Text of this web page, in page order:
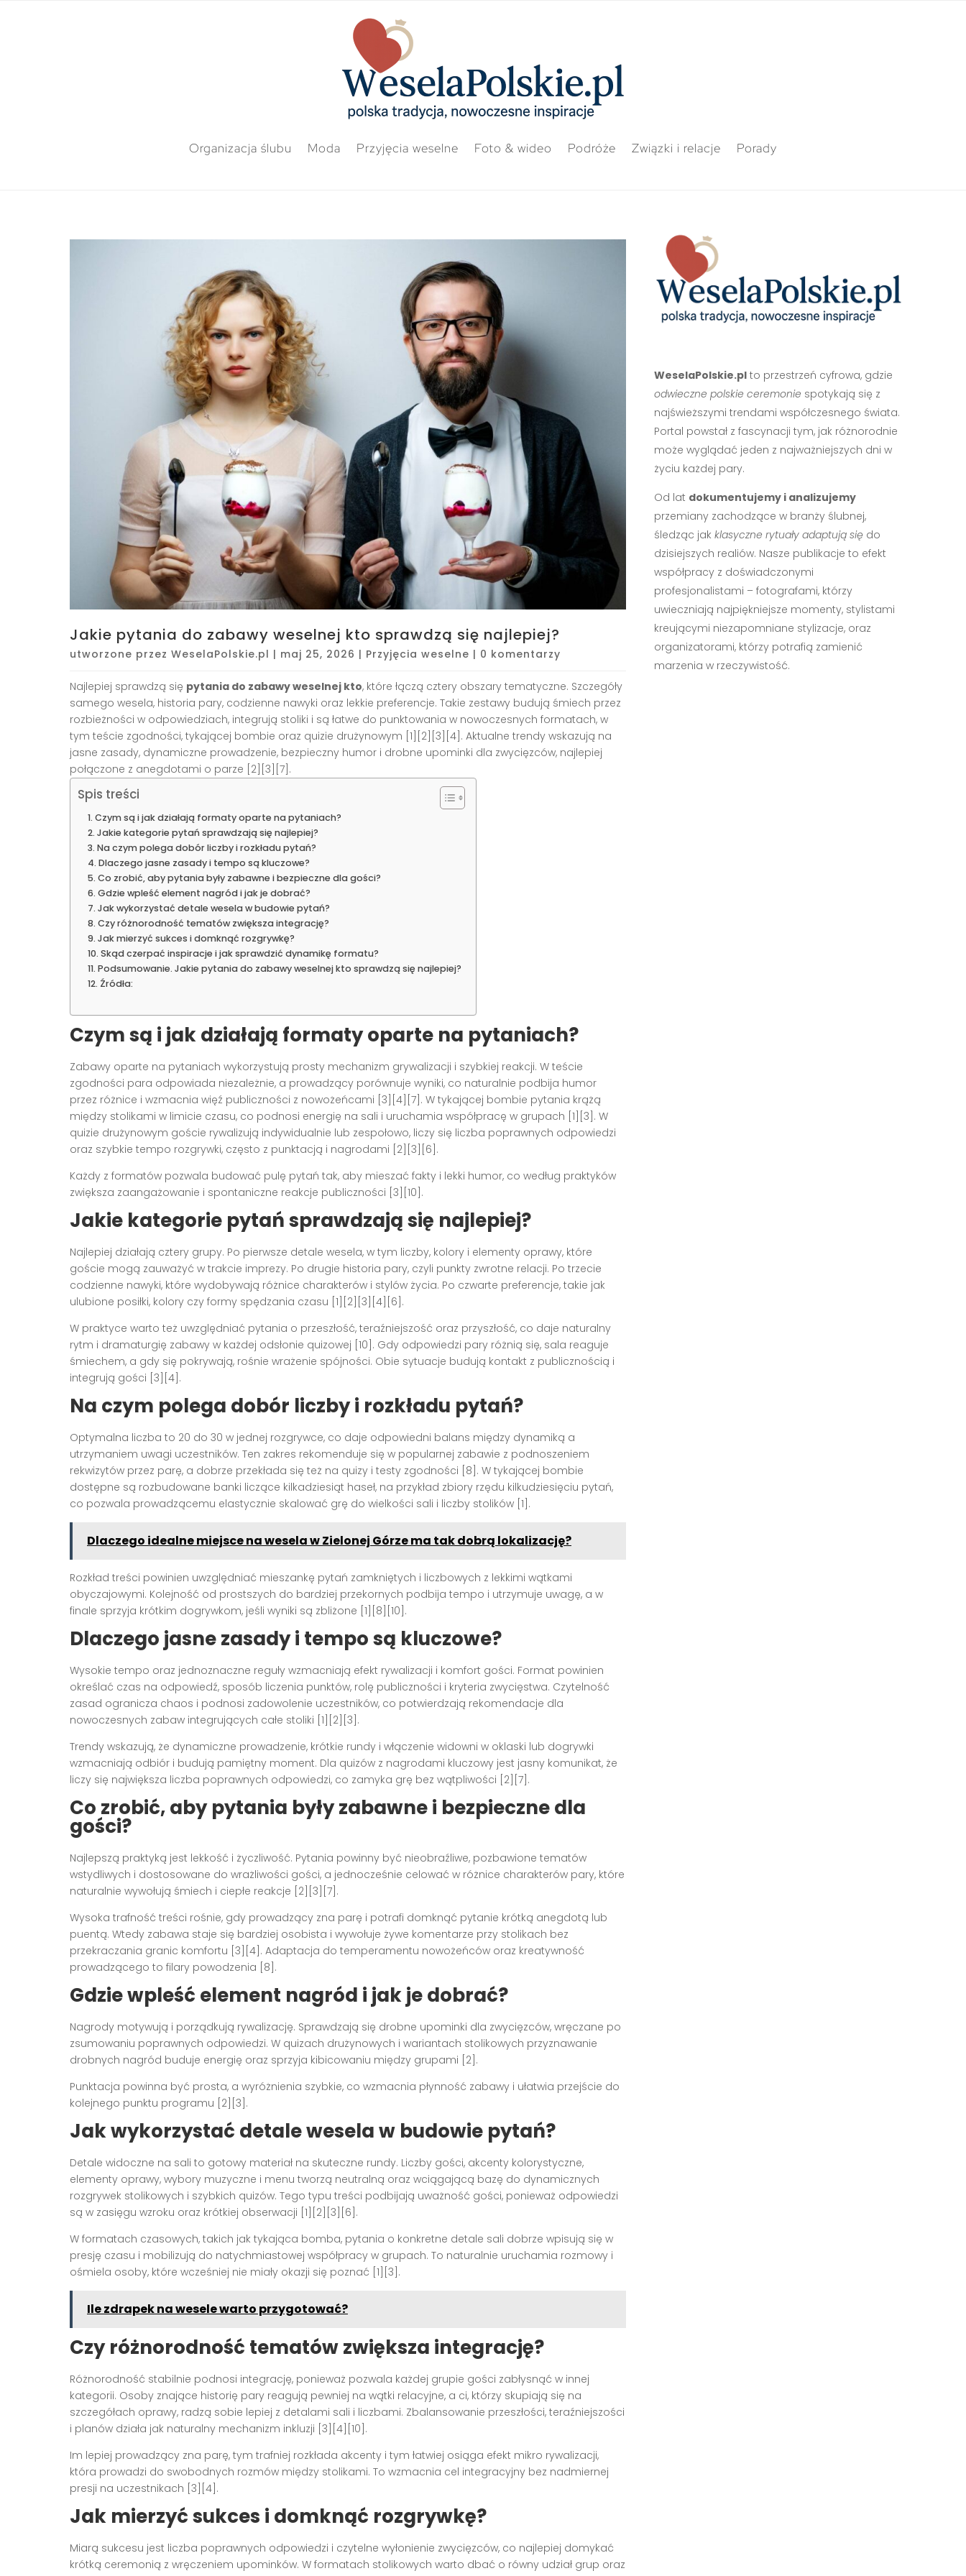
Organizacja ślubu Moda Przyjęcia weselne Foto & wideo Podróże Związki i relacje Porady
Jakie pytania do zabawy weselnej kto sprawdzą się najlepiej?
utworzone przez WeselaPolskie.pl | maj 25, 2026 | Przyjęcia weselne | 0 komentarzy
Najlepiej sprawdzą się pytania do zabawy weselnej kto, które łączą cztery obszary tematyczne. Szczegóły
samego wesela, historia pary, codzienne nawyki oraz lekkie preferencje. Takie zestawy budują śmiech przez
rozbieżności w odpowiedziach, integrują stoliki i są łatwe do punktowania w nowoczesnych formatach, w
tym teście zgodności, tykającej bombie oraz quizie drużynowym [1][2][3][4]. Aktualne trendy wskazują na
jasne zasady, dynamiczne prowadzenie, bezpieczny humor i drobne upominki dla zwycięzców, najlepiej
połączone z anegdotami o parze [2][3][7].
Spis treści
Czym są i jak działają formaty oparte na pytaniach?
Jakie kategorie pytań sprawdzają się najlepiej?
Na czym polega dobór liczby i rozkładu pytań?
Dlaczego jasne zasady i tempo są kluczowe?
Co zrobić, aby pytania były zabawne i bezpieczne dla gości?
Gdzie wpleść element nagród i jak je dobrać?
Jak wykorzystać detale wesela w budowie pytań?
Czy różnorodność tematów zwiększa integrację?
Jak mierzyć sukces i domknąć rozgrywkę?
Skąd czerpać inspiracje i jak sprawdzić dynamikę formatu?
Podsumowanie. Jakie pytania do zabawy weselnej kto sprawdzą się najlepiej?
Źródła:
Czym są i jak działają formaty oparte na pytaniach?
Zabawy oparte na pytaniach wykorzystują prosty mechanizm grywalizacji i szybkiej reakcji. W teście
zgodności para odpowiada niezależnie, a prowadzący porównuje wyniki, co naturalnie podbija humor
przez różnice i wzmacnia więź publiczności z nowożeńcami [3][4][7]. W tykającej bombie pytania krążą
między stolikami w limicie czasu, co podnosi energię na sali i uruchamia współpracę w grupach [1][3]. W
quizie drużynowym goście rywalizują indywidualnie lub zespołowo, liczy się liczba poprawnych odpowiedzi
oraz szybkie tempo rozgrywki, często z punktacją i nagrodami [2][3][6].
Każdy z formatów pozwala budować pulę pytań tak, aby mieszać fakty i lekki humor, co według praktyków
zwiększa zaangażowanie i spontaniczne reakcje publiczności [3][10].
Jakie kategorie pytań sprawdzają się najlepiej?
Najlepiej działają cztery grupy. Po pierwsze detale wesela, w tym liczby, kolory i elementy oprawy, które
goście mogą zauważyć w trakcie imprezy. Po drugie historia pary, czyli punkty zwrotne relacji. Po trzecie
codzienne nawyki, które wydobywają różnice charakterów i stylów życia. Po czwarte preferencje, takie jak
ulubione posiłki, kolory czy formy spędzania czasu [1][2][3][4][6].
W praktyce warto też uwzględniać pytania o przeszłość, teraźniejszość oraz przyszłość, co daje naturalny
rytm i dramaturgię zabawy w każdej odsłonie quizowej [10]. Gdy odpowiedzi pary różnią się, sala reaguje
śmiechem, a gdy się pokrywają, rośnie wrażenie spójności. Obie sytuacje budują kontakt z publicznością i
integrują gości [3][4].
Na czym polega dobór liczby i rozkładu pytań?
Optymalna liczba to 20 do 30 w jednej rozgrywce, co daje odpowiedni balans między dynamiką a
utrzymaniem uwagi uczestników. Ten zakres rekomenduje się w popularnej zabawie z podnoszeniem
rekwizytów przez parę, a dobrze przekłada się też na quizy i testy zgodności [8]. W tykającej bombie
dostępne są rozbudowane banki liczące kilkadziesiąt haseł, na przykład zbiory rzędu kilkudziesięciu pytań,
co pozwala prowadzącemu elastycznie skalować grę do wielkości sali i liczby stolików [1].
Dlaczego idealne miejsce na wesela w Zielonej Górze ma tak dobrą lokalizację?
Rozkład treści powinien uwzględniać mieszankę pytań zamkniętych i liczbowych z lekkimi wątkami
obyczajowymi. Kolejność od prostszych do bardziej przekornych podbija tempo i utrzymuje uwagę, a w
finale sprzyja krótkim dogrywkom, jeśli wyniki są zbliżone [1][8][10].
Dlaczego jasne zasady i tempo są kluczowe?
Wysokie tempo oraz jednoznaczne reguły wzmacniają efekt rywalizacji i komfort gości. Format powinien
określać czas na odpowiedź, sposób liczenia punktów, rolę publiczności i kryteria zwycięstwa. Czytelność
zasad ogranicza chaos i podnosi zadowolenie uczestników, co potwierdzają rekomendacje dla
nowoczesnych zabaw integrujących całe stoliki [1][2][3].
Trendy wskazują, że dynamiczne prowadzenie, krótkie rundy i włączenie widowni w oklaski lub dogrywki
wzmacniają odbiór i budują pamiętny moment. Dla quizów z nagrodami kluczowy jest jasny komunikat, że
liczy się największa liczba poprawnych odpowiedzi, co zamyka grę bez wątpliwości [2][7].
Co zrobić, aby pytania były zabawne i bezpieczne dla
gości?
Najlepszą praktyką jest lekkość i życzliwość. Pytania powinny być nieobraźliwe, pozbawione tematów
wstydliwych i dostosowane do wrażliwości gości, a jednocześnie celować w różnice charakterów pary, które
naturalnie wywołują śmiech i ciepłe reakcje [2][3][7].
Wysoka trafność treści rośnie, gdy prowadzący zna parę i potrafi domknąć pytanie krótką anegdotą lub
puentą. Wtedy zabawa staje się bardziej osobista i wywołuje żywe komentarze przy stolikach bez
przekraczania granic komfortu [3][4]. Adaptacja do temperamentu nowożeńców oraz kreatywność
prowadzącego to filary powodzenia [8].
Gdzie wpleść element nagród i jak je dobrać?
Nagrody motywują i porządkują rywalizację. Sprawdzają się drobne upominki dla zwycięzców, wręczane po
zsumowaniu poprawnych odpowiedzi. W quizach drużynowych i wariantach stolikowych przyznawanie
drobnych nagród buduje energię oraz sprzyja kibicowaniu między grupami [2].
Punktacja powinna być prosta, a wyróżnienia szybkie, co wzmacnia płynność zabawy i ułatwia przejście do
kolejnego punktu programu [2][3].
Jak wykorzystać detale wesela w budowie pytań?
Detale widoczne na sali to gotowy materiał na skuteczne rundy. Liczby gości, akcenty kolorystyczne,
elementy oprawy, wybory muzyczne i menu tworzą neutralną oraz wciągającą bazę do dynamicznych
rozgrywek stolikowych i szybkich quizów. Tego typu treści podbijają uważność gości, ponieważ odpowiedzi
są w zasięgu wzroku oraz krótkiej obserwacji [1][2][3][6].
W formatach czasowych, takich jak tykająca bomba, pytania o konkretne detale sali dobrze wpisują się w
presję czasu i mobilizują do natychmiastowej współpracy w grupach. To naturalnie uruchamia rozmowy i
ośmiela osoby, które wcześniej nie miały okazji się poznać [1][3].
Ile zdrapek na wesele warto przygotować?
Czy różnorodność tematów zwiększa integrację?
Różnorodność stabilnie podnosi integrację, ponieważ pozwala każdej grupie gości zabłysnąć w innej
kategorii. Osoby znające historię pary reagują pewniej na wątki relacyjne, a ci, którzy skupiają się na
szczegółach oprawy, radzą sobie lepiej z detalami sali i liczbami. Zbalansowanie przeszłości, teraźniejszości
i planów działa jak naturalny mechanizm inkluzji [3][4][10].
Im lepiej prowadzący zna parę, tym trafniej rozkłada akcenty i tym łatwiej osiąga efekt mikro rywalizacji,
która prowadzi do swobodnych rozmów między stolikami. To wzmacnia cel integracyjny bez nadmiernej
presji na uczestnikach [3][4].
Jak mierzyć sukces i domknąć rozgrywkę?
Miarą sukcesu jest liczba poprawnych odpowiedzi i czytelne wyłonienie zwycięzców, co najlepiej domykać
krótką ceremonią z wręczeniem upominków. W formatach stolikowych warto dbać o równy udział grup oraz
WeselaPolskie.plto przestrzeń cyfrowa, gdzie
odwieczne polskie ceremonie spotykają się z
najświeższymi trendami współczesnego świata.
Portal powstał z fascynacji tym, jak różnorodnie
może wyglądać jeden z najważniejszych dni w
życiu każdej pary.
Od lat dokumentujemy i analizujemy
przemiany zachodzące w branży ślubnej,
śledząc jak klasyczne rytuały adaptują się do
dzisiejszych realiów. Nasze publikacje to efekt
współpracy z doświadczonymi
profesjonalistami – fotografami, którzy
uwieczniają najpiękniejsze momenty, stylistami
kreującymi niezapomniane stylizacje, oraz
organizatorami, którzy potrafią zamienić
marzenia w rzeczywistość.